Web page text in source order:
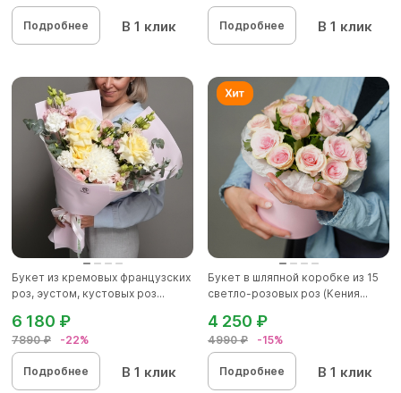
Подробнее В 1 клик Подробнее В 1 клик
Букет из кремовых французских
роз, эустом, кустовых роз...
7890 ₽ -22%
6 180 ₽
Подробнее В 1 клик
Букет в шляпной коробке из 15
светло-розовых роз (Кения...
4990 ₽ -15%
4 250 ₽
Подробнее В 1 клик